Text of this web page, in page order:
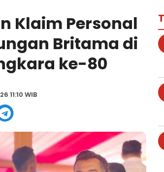
Klaim Personal
Britama di
ke-80
11:10 WIB